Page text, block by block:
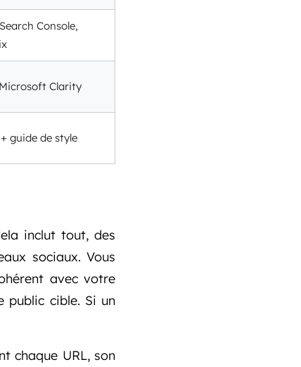
Console,
Clarity
guide de style
inclut tout, des
sociaux. Vous
avec votre
public cible. Si un
chaque URL, son